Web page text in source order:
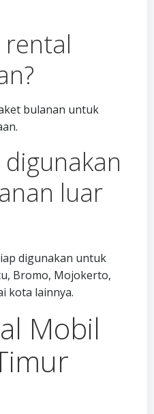
rental
bulanan untuk
luar
digunakan untuk
Bromo, Mojokerto,
kota lainnya.
Mobil